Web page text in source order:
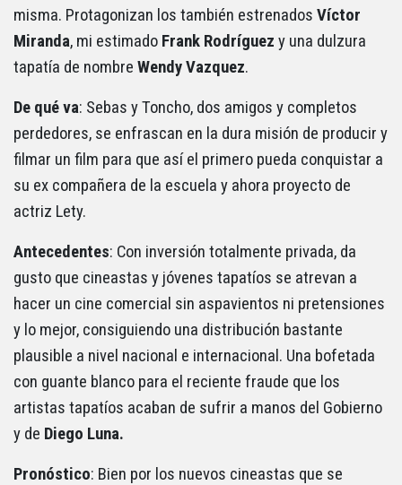
misma. Protagonizan los también estrenados Víctor
Miranda, mi estimado Frank Rodríguez y una dulzura
tapatía de nombre Wendy Vazquez.
De qué va: Sebas y Toncho, dos amigos y completos
perdedores, se enfrascan en la dura misión de producir y
filmar un film para que así el primero pueda conquistar a
su ex compañera de la escuela y ahora proyecto de
actriz Lety.
Antecedentes: Con inversión totalmente privada, da
gusto que cineastas y jóvenes tapatíos se atrevan a
hacer un cine comercial sin aspavientos ni pretensiones
y lo mejor, consiguiendo una distribución bastante
plausible a nivel nacional e internacional. Una bofetada
con guante blanco para el reciente fraude que los
artistas tapatíos acaban de sufrir a manos del Gobierno
y de Diego Luna.
Pronóstico: Bien por los nuevos cineastas que se